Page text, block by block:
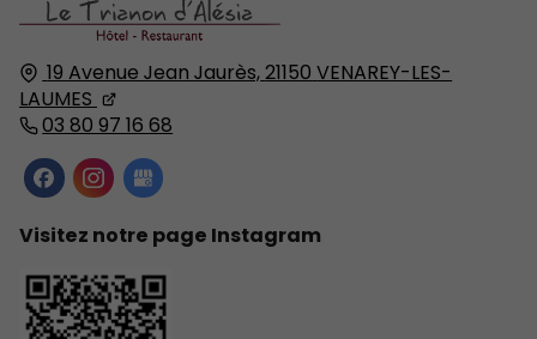
19 Avenue Jean Jaurès,21150 VENAREY-LES-
LAUMES
03 80 97 16 68
Visitez notre page Instagram